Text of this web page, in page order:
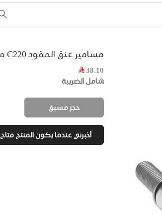
مسامير عنق المقود C220 من Ritchey
38.10
شامل الضريبة
حجز مسبق
أخبرني عندما يكون المنتج متاح